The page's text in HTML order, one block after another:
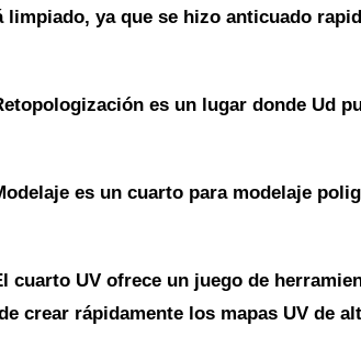
limpiado, ya que se hizo anticuado
es un lugar donde Ud
es un cuarto para modelaje
cuarto UV ofrece un juego de
crear rápidamente los mapas UV de